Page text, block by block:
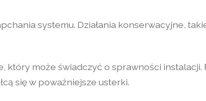
systemu. Działania konserwacyjne,
który może świadczyć o sprawności
się w poważniejsze usterki.